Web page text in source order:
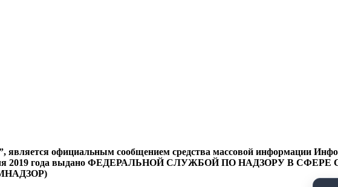
официальным сообщением средства массовой информации
2019 года выдано ФЕДЕРАЛЬНОЙ СЛУЖБОЙ ПО НАДЗОРУ В